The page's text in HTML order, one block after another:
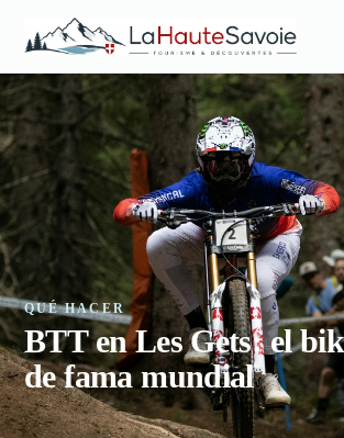
QUÉ HACER
BTT en Les Gets: el
de fama mundial